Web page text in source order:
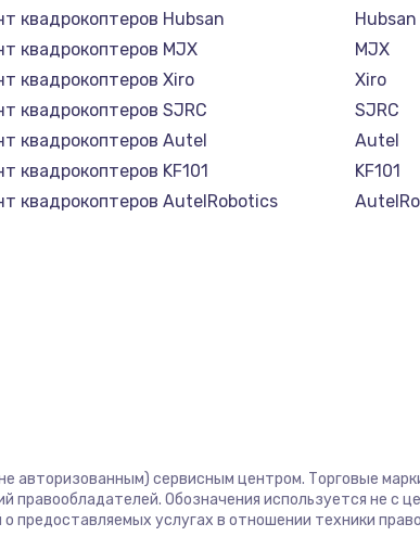
квадрокоптеров Hubsan
квадрокоптеров MJX
квадрокоптеров Xiro
квадрокоптеров SJRC
квадрокоптеров Autel
квадрокоптеров KF101
квадрокоптеров AutelRobotics
Hubsan
MJX
Xiro
SJRC
Autel
KF101
авторизованным) сервисным центром. Торговые
правообладателей. Обозначения используется не
предоставляемых услугах в отношении техники